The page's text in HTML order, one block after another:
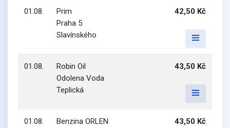
01.08.
Prim
Praha 5
Slavínského
42,50 Kč
01.08.
Robin Oil
Odolena Voda
Teplická
43,50 Kč
01.08.
Benzina ORLEN
43,50 Kč